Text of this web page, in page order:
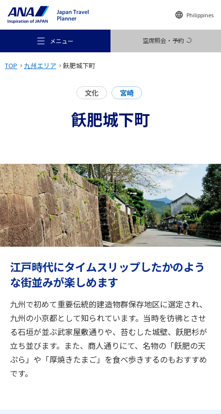
Philippines
メニュー 空席照会・予約
行き先
旅のお役立ち情報
閉じる
TOP 九州エリア 飫肥城下町
文化 宮崎
飫肥城下町
江戸時代にタイムスリップしたかのよう
な街並みが楽しめます
九州で初めて重要伝統的建造物群保存地区に選定され、
九州の小京都として知られています。当時を彷彿とさせ
る石垣が並ぶ武家屋敷通りや、苔むした城壁、飫肥杉が
立ち並びます。また、商人通りにて、名物の「飫肥の天
ぷら」や「厚焼きたまご」を食べ歩きするのもおすすめ
です。